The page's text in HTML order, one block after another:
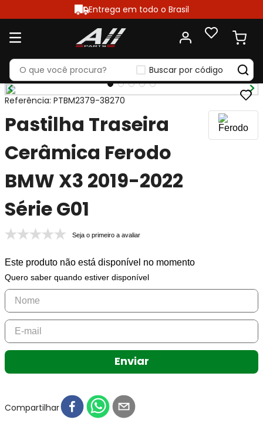
Entrega em todo o Brasil
Buscar por código
Referência: PTBM2379-38270
Pastilha Traseira
Cerâmica Ferodo
BMW X3 2019-2022
Série G01
Seja o primeiro a avaliar
Este produto não está disponível no momento
Quero saber quando estiver disponível
Enviar
Compartilhar